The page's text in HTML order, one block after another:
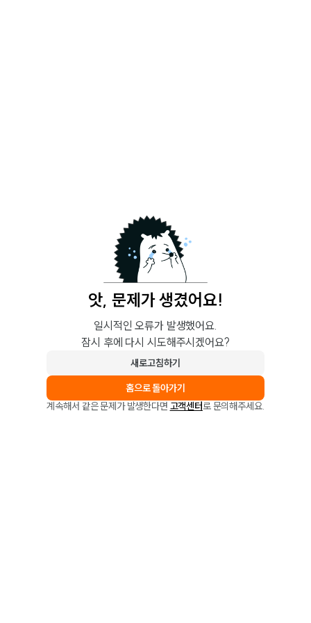
앗, 문제가 생겼어요!
일시적인 오류가 발생했어요.
잠시 후에 다시 시도해주시겠어요?
새로고침하기
홈으로 돌아가기
계속해서 같은 문제가 발생한다면 고객센터로 문의해주세요.